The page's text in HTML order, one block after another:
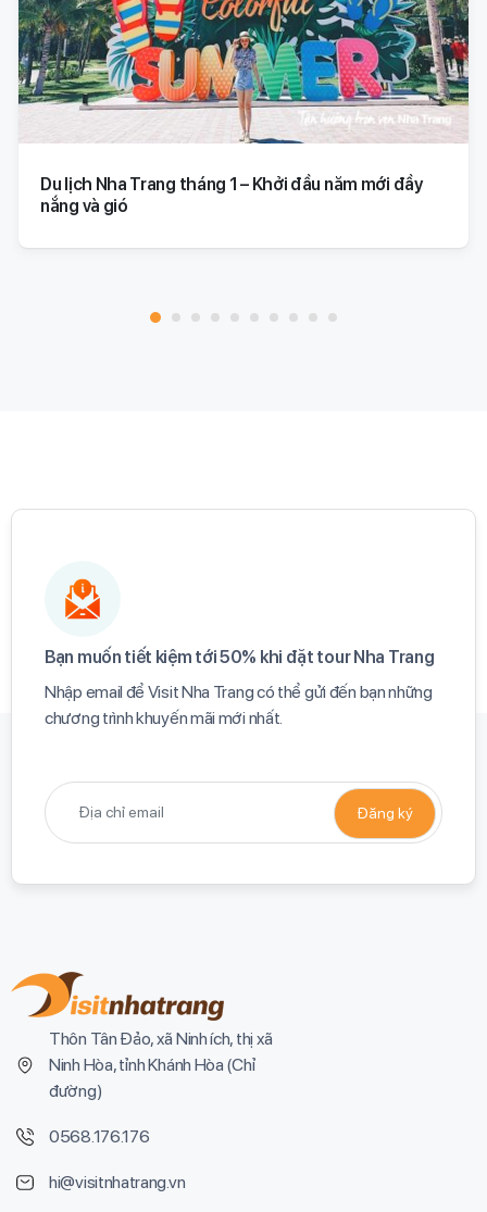
Du lịch Nha Trang tháng 1 – Khởi đầu năm mới đầy
nắng và gió
Bạn muốn tiết kiệm tới 50% khi đặt tour Nha Trang​
Nhập email để Visit Nha Trang có thể gửi đến bạn những
chương trình khuyến mãi mới nhất.​
Thôn Tân Đảo, xã Ninh ích, thị xã
Ninh Hòa, tỉnh Khánh Hòa (Chỉ
đường)
0568.176.176
hi@visitnhatrang.vn